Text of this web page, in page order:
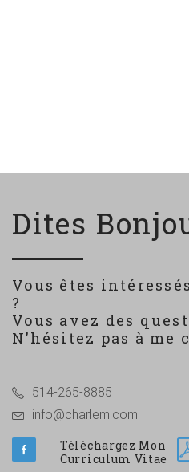
Dites
Vous êtes
?
Vous avez des
N’hésitez pas à me
514-265-8885
info@charlem.com
Téléchargez Mon
Curriculum Vitae